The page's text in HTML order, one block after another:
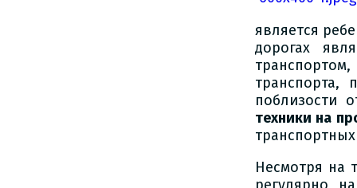
является
дорогах
транспорта,
поблизости
техники на
Несмотря на